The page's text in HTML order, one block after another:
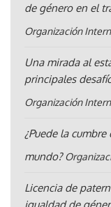
de género en el
Organización
Una mirada al
principales
Organización
¿Puede la
mundo?
Licencia de